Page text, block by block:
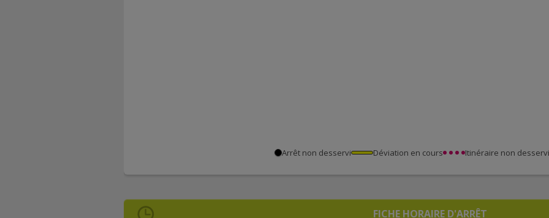
Arrêt non desservi Déviation en cours Itinéraire non desservi
FICHE HORAIRE D'ARRÊT